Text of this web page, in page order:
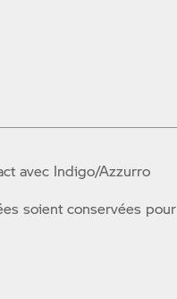
avec Indigo/Azzurro
soient conservées pour